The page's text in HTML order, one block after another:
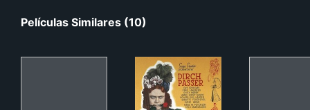
Películas Similares (10)